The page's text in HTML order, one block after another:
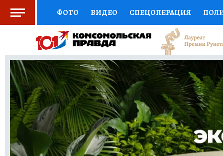
ФОТО ВИДЕО СПЕЦОПЕРАЦИЯ
СОЦПОДДЕРЖКА НАУКА СПОРТ
ВЫБОР ЭКСПЕРТОВ ДОКТОР
КНИЖНАЯ ПОЛКА ПРОГНОЗЫ НА СПОРТ
ПРЕСС-ЦЕНТР НЕДВИЖИМОСТЬ
РАДИО КП РЕКЛАМА ТЕСТЫ НОВОЕ